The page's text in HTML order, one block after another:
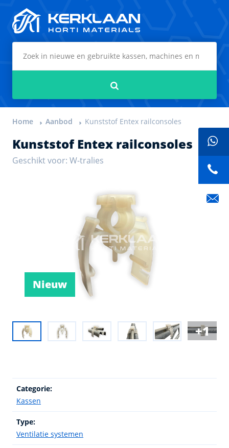
Home Aanbod Kunststof Entex railconsoles
Kunststof Entex railconsoles
Geschikt voor: W-tralies
Nieuw
1
Categorie:
Kassen
Type:
Ventilatie systemen